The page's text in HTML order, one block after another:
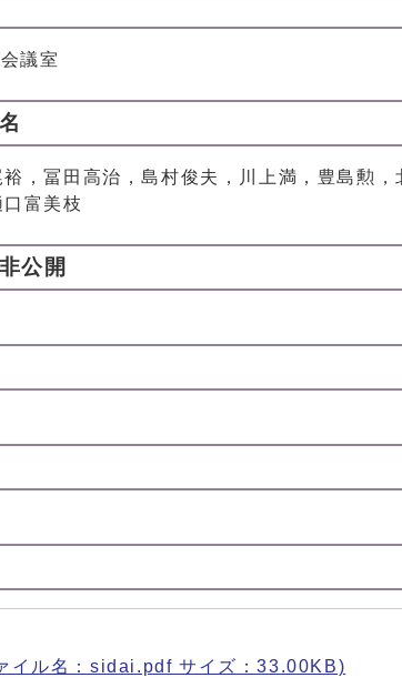
議室
，冨田高治，島村俊夫，川上満，豊島勲
富美枝
公開
イル名：sidai.pdf サイズ：33.00KB)